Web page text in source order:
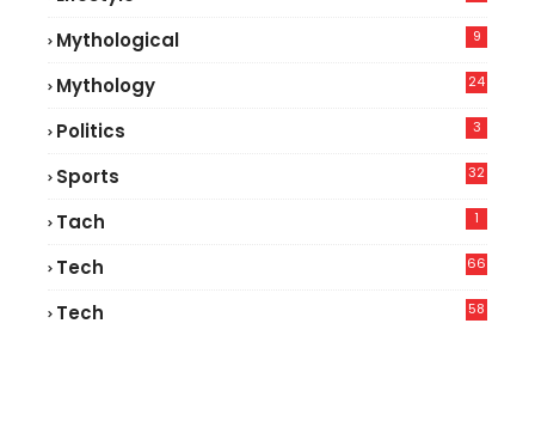
Mythological 9
Mythology 24
Politics 3
Sports 32
Tach 1
Tech
66
Tech
58